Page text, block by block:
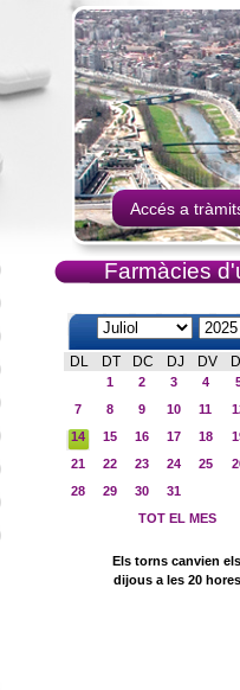
Accés a
Farmàcies
DL DT DC DJ DV
1 2 3 4
7
8 9 10 11
14
15 16 17 18
21
22 23 24 25
28
29 30
31
TOT EL MES
Els torns canvien els
dijous a les 20 hores